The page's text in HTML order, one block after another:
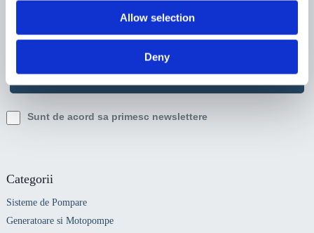
Allow selection
Deny
Sunt de acord sa primesc newslettere
Categorii
Sisteme de Pompare
Generatoare si Motopompe